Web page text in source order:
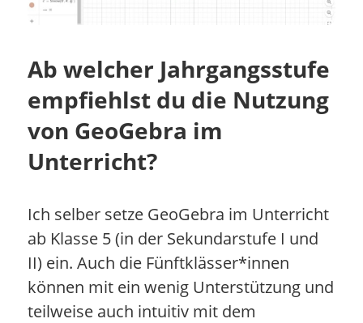
Ab welcher Jahrgangsstufe
empfiehlst du die Nutzung
von GeoGebra im
Unterricht?
Ich selber setze GeoGebra im Unterricht
ab Klasse 5 (in der Sekundarstufe I und
II) ein. Auch die Fünftklässer*innen
können mit ein wenig Unterstützung und
teilweise auch intuitiv mit dem